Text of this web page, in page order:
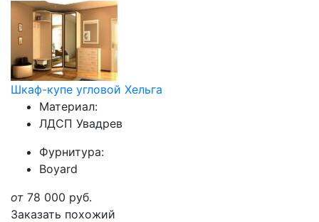
Шкаф-купе угловой Хельга
Материал:
ЛДСП Увадрев
Фурнитура:
Boyard
от 78 000 руб.
Заказать похожий